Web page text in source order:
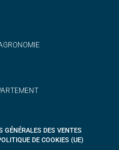
GÉNÉRALES DES VENTES
DE COOKIES (UE)